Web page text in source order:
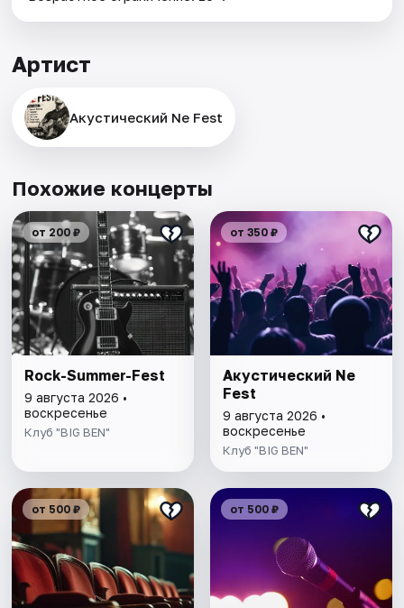
Артист
Акустический Ne Fest
Похожие концерты
от 200 ₽
Rock-Summer-Fest
9 августа 2026 •
воскресенье
Клуб "BIG BEN"
от 350 ₽
Акустический Ne
Fest
9 августа 2026 •
воскресенье
Клуб "BIG BEN"
от 500 ₽ от 500 ₽